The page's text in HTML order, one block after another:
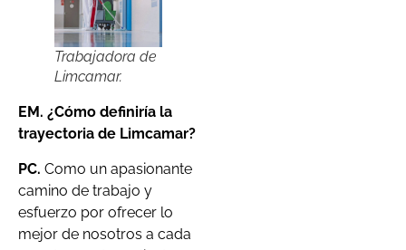
Trabajadora de
Limcamar.
EM. ¿Cómo definiría la
trayectoria de Limcamar?
PC. Como un apasionante
camino de trabajo y
esfuerzo por ofrecer lo
mejor de nosotros a cada